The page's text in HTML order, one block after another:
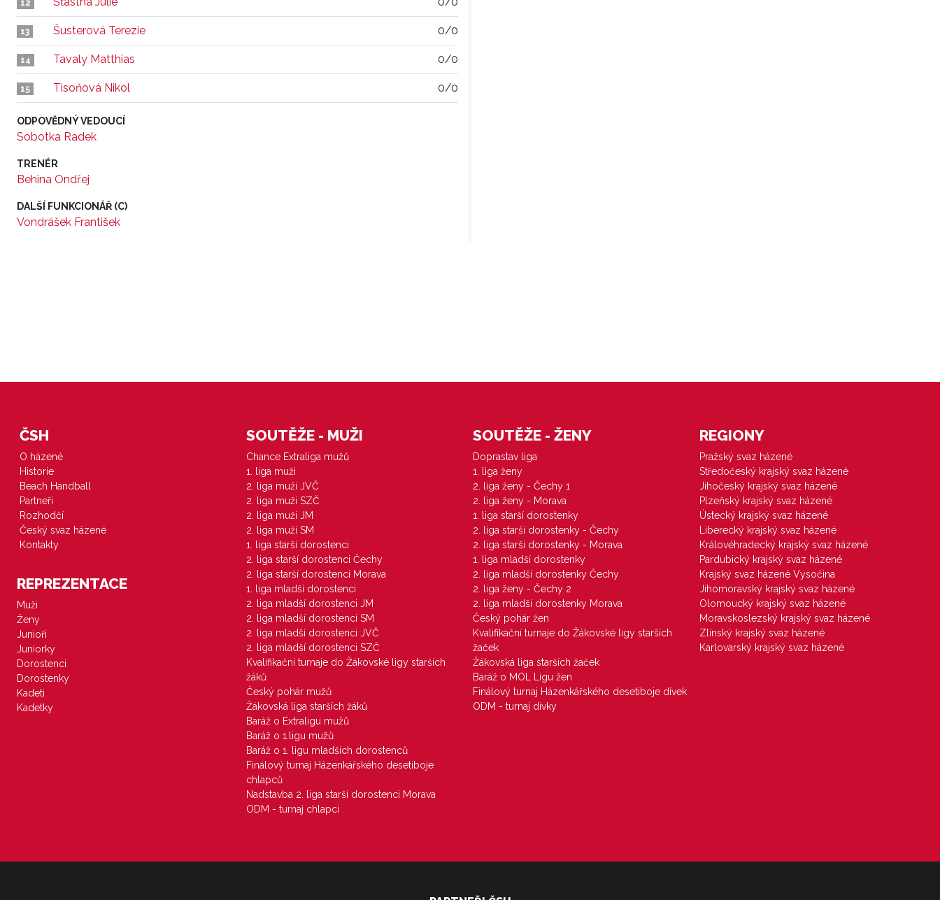
12
13 Šusterová Terezie 0/0
14 Tavaly Matthias 0/0
15 Tisoňová Nikol 0/0
ODPOVĚDNÝ VEDOUCÍ
Sobotka Radek
TRENÉR
Behina Ondřej
DALŠÍ FUNKCIONÁŘ (C)
Vondrášek František
ČSH
O házené
Historie
Beach Handball
Partneři
Rozhodčí
Český svaz házené
Kontakty
REPREZENTACE
Muži
Ženy
Junioři
Juniorky
Dorostenci
Dorostenky
Kadeti
Kadetky
SOUTĚŽE - MUŽI
Chance Extraliga mužů
1. liga muži
2. liga muži JVČ
2. liga muži SZČ
2. liga muži JM
2. liga muži SM
1. liga starší dorostenci
2. liga starší dorostenci Čechy
2. liga starší dorostenci Morava
1. liga mladší dorostenci
2. liga mladší dorostenci JM
2. liga mladší dorostenci SM
2. liga mladší dorostenci JVČ
2. liga mladší dorostenci SZČ
Kvalifikační turnaje do Žákovské ligy starších
žáků
Český pohár mužů
Žákovská liga starších žáků
Baráž o Extraligu mužů
Baráž o 1.ligu mužů
Baráž o 1. ligu mladších dorostenců
Finálový turnaj Házenkářského desetiboje
chlapců
Nadstavba 2. liga starší dorostenci Morava
ODM - turnaj chlapci
SOUTĚŽE - ŽENY
Doprastav liga
1. liga ženy
2. liga ženy - Čechy 1
2. liga ženy - Morava
1. liga starší dorostenky
2. liga starší dorostenky - Čechy
2. liga starší dorostenky - Morava
1. liga mladší dorostenky
2. liga mladší dorostenky Čechy
2. liga ženy - Čechy 2
2. liga mladší dorostenky Morava
Český pohár žen
Kvalifikační turnaje do Žákovské ligy starších
žaček
Žákovská liga starších žaček
Baráž o MOL Ligu žen
Finálový turnaj Házenkářského desetiboje dívek
ODM - turnaj dívky
REGIONY
Pražský svaz házené
Středočeský krajský svaz házené
Jihočeský krajský svaz házené
Plzeňský krajský svaz házené
Ústecký krajský svaz házené
Liberecký krajský svaz házené
Královéhradecký krajský svaz házené
Pardubický krajský svaz házené
Krajský svaz házené Vysočina
Jihomoravský krajský svaz házené
Olomoucký krajský svaz házené
Moravskoslezský krajský svaz házené
Zlínský krajský svaz házené
Karlovarský krajský svaz házené